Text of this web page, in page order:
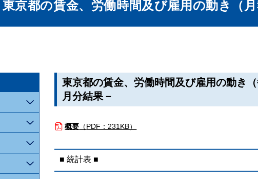
東京都の賃金、労働時間及び雇用の動き（月
東京都の賃金、労働時間及び雇用の動き
月分結果－
概要 （PDF：231KB）
■ 統計表 ■